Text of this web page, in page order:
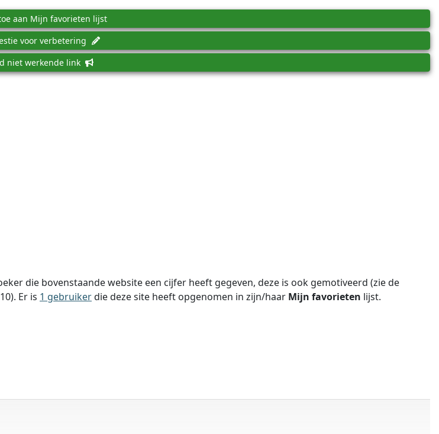
aan Mijn favorieten lijst
voor verbetering
niet werkende link
die bovenstaande website een cijfer heeft gegeven, deze is ook gemotiveerd (zie de
10). Er is 1 gebruikerdie deze site heeft opgenomen in zijn/haar Mijn favorieten lijst.